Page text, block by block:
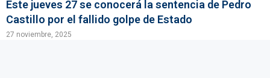
Este jueves 27 se conocerá la sentencia de Pedro
Castillo por el fallido golpe de Estado
27 noviembre, 2025